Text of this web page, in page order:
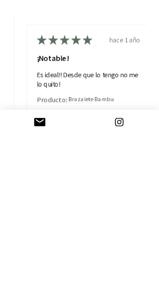
★★★★★ hace 1 año
¡Notable!
Es ideal!! Desde que lo tengo no me
lo quito!
Producto: Brazalete Bambu
Isabel B.
Madrid, MD